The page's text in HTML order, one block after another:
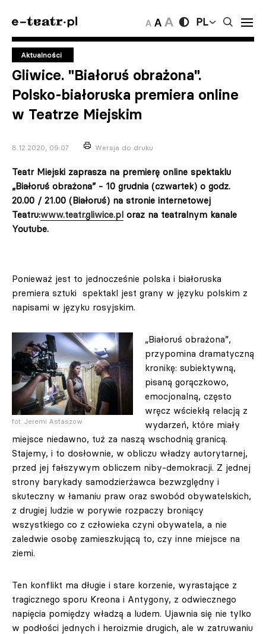
PL
Aktualności
Gliwice. "Białoruś obrażona".
Polsko-białoruska premiera online
w Teatrze Miejskim
8.12.2020, 09:07 Wersja do druku
Teatr Miejski zaprasza na premierę online spektaklu
„Białoruś obrażona” - 10 grudnia (czwartek) o godz.
20.00 / 21.00 (Białoruś) na stronie internetowej
Teatru:www.teatr.gliwice.pl oraz na teatralnym kanale
Youtube.
Ponieważ jest to jednocześnie polska i białoruska
premiera sztuki spektakl jest grany w języku polskim z
napisami w języku rosyjskim.
fot. Jeremi Astaszow
„Białoruś obrażona”,
przypomina dramatyczną
kronikę: subiektywną,
pisaną gorączkowo,
emocjonalną, często
wręcz wściekłą relacją z
wydarzeń, które miały
miejsce niedawno, tuż za naszą wschodnią granicą.
Stajemy, i to dosłownie, w obliczu władzy autorytarnej,
przed jej fałszywym obliczem niby-demokracji. Z jednej
strony barykady samodzierżawca bezwzględny i
skuteczny w łamaniu praw oraz swobód obywatelskich,
z drugiej ludzie w porywie rozpaczy broniący
wszystkiego co z człowieka czyni obywatela, a nie
zaledwie osobę zamieszkującą to, czy inne miejsce na
ziemi.
Ten konflikt ma długie i stare korzenie, wyrastające z
tragicznego sporu Kreona i Antygony, z odwiecznego
napięcia pomiędzy władzą a ludem. Ujawnia się nie tylko
w podłości jednych i heroizmie drugich, ale w zatruwaniu